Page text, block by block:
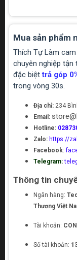
Mua sản phẩm
Thích Tự Làm
chuyên nghiệp
đặc biệttrả góp
trong vòng 30s.
Địa chỉ: 234
Email:
Hotline:
Zalo: https://
Facebook:
Telegram:
Thông tin
Ngân hàng:
Thương Việt
Tài khoản:
Số tài khoản: